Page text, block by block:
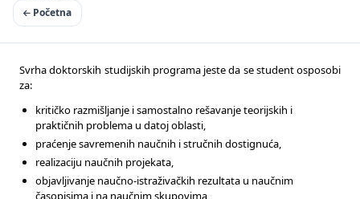
Početna
Svrha doktorskih studijskih programa jeste da se student osposobi
za:
kritičko razmišljanje i samostalno rešavanje teorijskih i
praktičnih problema u datoj oblasti,
praćenje savremenih naučnih i stručnih dostignuća,
realizaciju naučnih projekata,
objavljivanje naučno-istraživačkih rezultata u naučnim
časopisima i na naučnim skupovima,